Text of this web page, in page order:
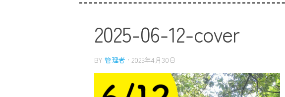
2025-06-12-cover
BY 管理者 · 2025年4月30日